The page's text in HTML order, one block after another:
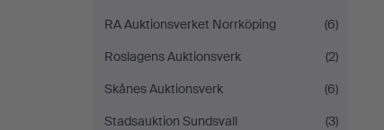
RA Auktionsverket Norrköping
(6)
Roslagens Auktionsverk
(2)
Skånes Auktionsverk
(6)
Stadsauktion Sundsvall
(3)